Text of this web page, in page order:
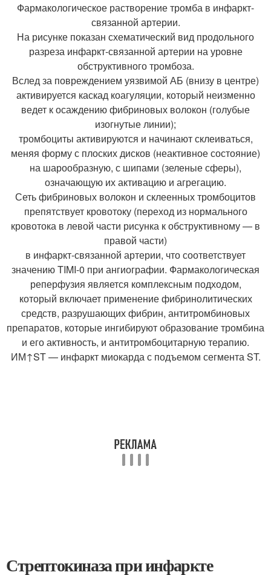
Фармакологическое растворение тромба в инфаркт-
связанной артерии.
На рисунке показан схематический вид продольного
разреза инфаркт-связанной артерии на уровне
обструктивного тромбоза.
Вслед за повреждением уязвимой АБ (внизу в центре)
активируется каскад коагуляции, который неизменно
ведет к осаждению фибриновых волокон (голубые
изогнутые линии);
тромбоциты активируются и начинают склеиваться,
меняя форму с плоских дисков (неактивное состояние)
на шарообразную, с шипами (зеленые сферы),
означающую их активацию и агрегацию.
Сеть фибриновых волокон и склеенных тромбоцитов
препятствует кровотоку (переход из нормального
кровотока в левой части рисунка к обструктивному — в
правой части)
в инфаркт-связанной артерии, что соответствует
значению TIMI-0 при ангиографии. Фармакологическая
реперфузия является комплексным подходом,
который включает применение фибринолитических
средств, разрушающих фибрин, антитромбиновых
препаратов, которые ингибируют образование тромбина
и его активность, и антитромбоцитарную терапию.
ИМ↑ST — инфаркт миокарда с подъемом сегмента ST.
Стрептокиназа при инфаркте